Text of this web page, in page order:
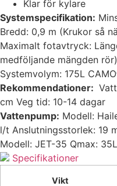
Klar för kylare
Systemspecifikation:
Bredd: 0,9 m (Krukor så
Maximalt fotavtryck:
medföljande mängden
Systemvolym: 175L
Rekommendationer:
cm Veg tid: 10-14 dagar
Vattenpump: Modell:
l/t Anslutningsstorlek: 19
Modell: JET-35 Qmax:
Specifikationer
Vikt